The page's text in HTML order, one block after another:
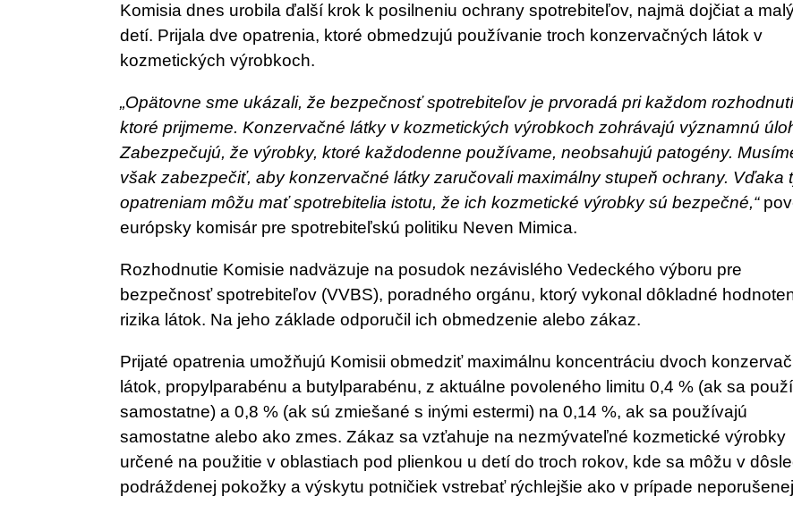
Komisia dnes urobila ďalší krok k posilneniu ochrany spotrebiteľov, najmä dojčiat a
detí. Prijala dve opatrenia, ktoré obmedzujú používanie troch konzervačných látok v
kozmetických výrobkoch.
„Opätovne sme ukázali, že bezpečnosť spotrebiteľov je prvoradá pri každom
ktoré prijmeme. Konzervačné látky v kozmetických výrobkoch zohrávajú významnú
Zabezpečujú, že výrobky, ktoré každodenne používame, neobsahujú patogény.
však zabezpečiť, aby konzervačné látky zaručovali maximálny stupeň ochrany. Vďaka
opatreniam môžu mať spotrebitelia istotu, že ich kozmetické výrobky sú bezpečné,“
európsky komisár pre spotrebiteľskú politiku Neven Mimica.
Rozhodnutie Komisie nadväzuje na posudok nezávislého Vedeckého výboru pre
bezpečnosť spotrebiteľov (VVBS), poradného orgánu, ktorý vykonal dôkladné
rizika látok. Na jeho základe odporučil ich obmedzenie alebo zákaz.
Prijaté opatrenia umožňujú Komisii obmedziť maximálnu koncentráciu dvoch
látok, propylparabénu a butylparabénu, z aktuálne povoleného limitu 0,4 % (ak sa
samostatne) a 0,8 % (ak sú zmiešané s inými estermi) na 0,14 %, ak sa používajú
samostatne alebo ako zmes. Zákaz sa vzťahuje na nezmývateľné kozmetické výrobky
určené na použitie v oblastiach pod plienkou u detí do troch rokov, kde sa môžu v
podráždenej pokožky a výskytu potničiek vstrebať rýchlejšie ako v prípade neporušenej